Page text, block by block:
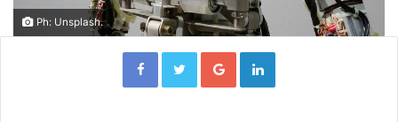
Ph: Unsplash.
FacebookTwitterGoogle+Linkedin